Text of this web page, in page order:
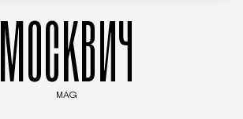
МОСКВИЧ
MAG